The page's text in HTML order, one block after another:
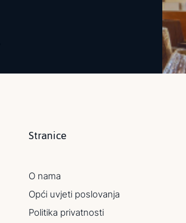
Stranice
O nama
Opći uvjeti poslovanja
Politika privatnosti